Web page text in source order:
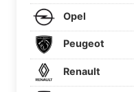
Opel
Peugeot
Renault